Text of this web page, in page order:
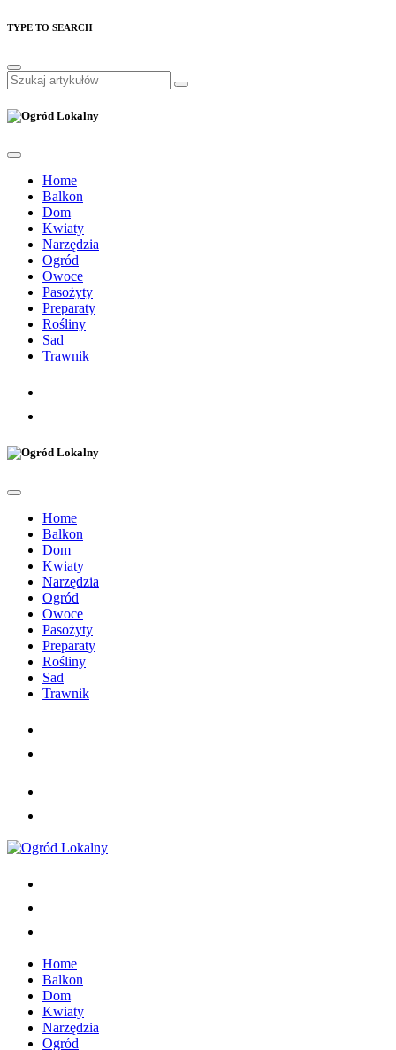
TYPE TO SEARCH
Home
Balkon
Dom
Kwiaty
Narzędzia
Ogród
Owoce
Pasożyty
Preparaty
Rośliny
Sad
Trawnik
Home
Balkon
Dom
Kwiaty
Narzędzia
Ogród
Owoce
Pasożyty
Preparaty
Rośliny
Sad
Trawnik
Home
Balkon
Dom
Kwiaty
Narzędzia
Ogród